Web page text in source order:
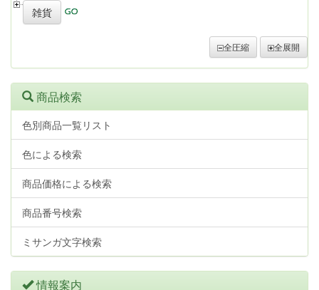
雑貨
全圧縮 全展開
商品検索
色別商品一覧リスト
色による検索
商品価格による検索
商品番号検索
ミサンガ文字検索
情報案内